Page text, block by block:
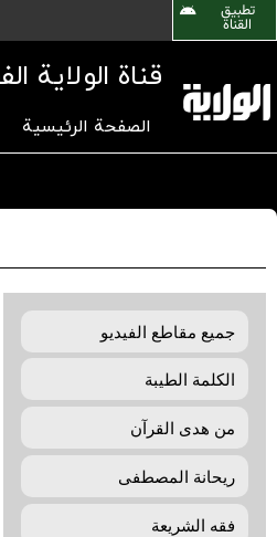
تطبیق
القناة
قناة الولاية
الصفحة الرئيسية
جمیع مقاطع الفیدیو
الکلمة الطيبة
من هدی القرآن
ريحانة المصطفی
فقه الشريعة